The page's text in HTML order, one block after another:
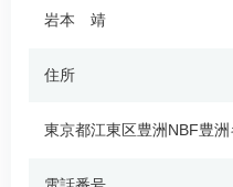
岩本 靖
住所
東京都江東区豊洲NBF豊